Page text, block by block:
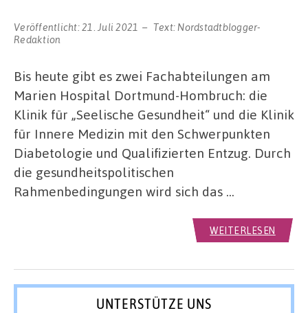
Veröffentlicht:21. Juli 2021 Text: Nordstadtblogger-
Redaktion
Bis heute gibt es zwei Fachabteilungen am
Marien Hospital Dortmund-Hombruch: die
Klinik für „Seelische Gesundheit“ und die Klinik
für Innere Medizin mit den Schwerpunkten
Diabetologie und Qualifizierten Entzug. Durch
die gesundheitspolitischen
Rahmenbedingungen wird sich das …
WEITERLESEN
UNTERSTÜTZE UNS